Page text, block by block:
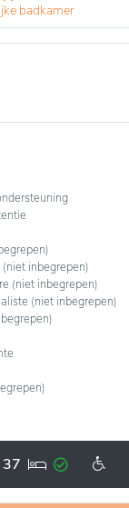
badkamer
inbegrepen)
(niet inbegrepen)
(niet inbegrepen)
37